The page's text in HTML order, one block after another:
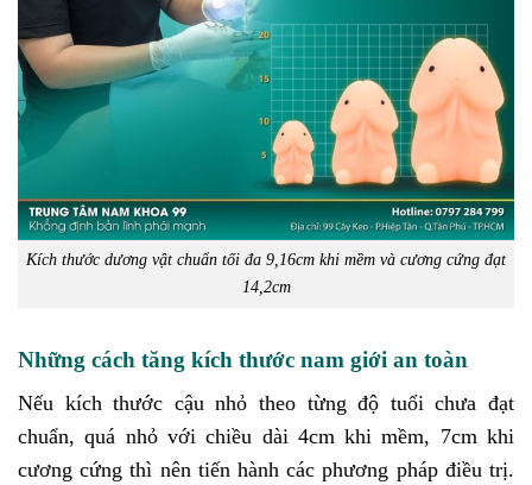
Kích thước dương vật chuẩn tối đa 9,16cm khi mềm và cương cứng đạt
14,2cm
Những cách tăng kích thước nam giới an toàn
Nếu kích thước cậu nhỏ theo từng độ tuổi chưa đạt
chuẩn, quá nhỏ với chiều dài 4cm khi mềm, 7cm khi
cương cứng thì nên tiến hành các phương pháp điều trị.